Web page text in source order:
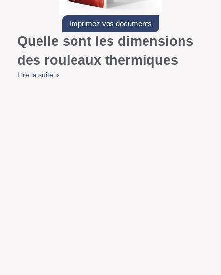
Imprimez vos documents
Quelle sont les dimensions
des rouleaux thermiques
Lire la suite »